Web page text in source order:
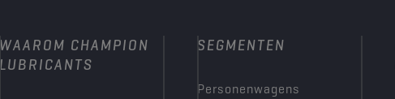
WAAROM CHAMPION
LUBRICANTS
SEGMENTEN
Personenwagens